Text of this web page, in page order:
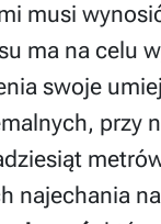
musi
ma na celu
swoje
przy
najechania